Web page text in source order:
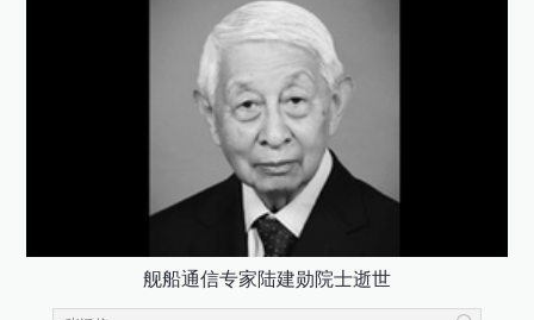
舰船通信专家陆建勋院士逝世